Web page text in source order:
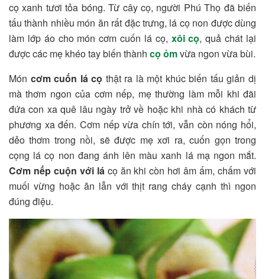
cọ xanh tươi tỏa bóng. Từ cây cọ, người Phú Thọ đã biến
tấu thành nhiều món ăn rất đặc trưng, lá cọ non được dùng
làm lớp áo cho món cơm cuốn lá cọ, xôi cọ, quả chát lại
được các mẹ khéo tay biến thành cọ ỏmvừa ngon vừa bùi.
Món cơm cuốn lá cọ thật ra là một khúc biến tấu giản dị
mà thơm ngon của cơm nếp, mẹ thường làm mỗi khi đãi
đứa con xa quê lâu ngày trở về hoặc khi nhà có khách từ
phương xa đến. Cơm nếp vừa chín tới, vẫn còn nóng hổi,
dẻo thơm trong nồi, sẽ được mẹ xơi ra, cuốn gọn trong
cọng lá cọ non đang ánh lên màu xanh lá mạ ngon mắt.
Cơm nếp cuộn với lácọ ăn khi còn hơi âm ấm, chấm với
muối vừng hoặc ăn lẫn với thịt rang cháy cạnh thì ngon
đúng điệu.